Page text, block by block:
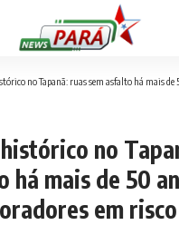
no Tapanã: ruas sem asfalto há mais de 50 anos colocam
no
há mais de 50
em